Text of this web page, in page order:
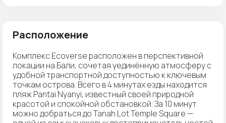
Расположение
Комплекс Ecoverse расположен в перспективной
локации на Бали, сочетая уединённую атмосферу с
удобной транспортной доступностью к ключевым
точкам острова. Всего в 4 минутах езды находится
пляж Pantai Nyanyi, известный своей природной
красотой и спокойной обстановкой. За 10 минут
можно добраться до Tanah Lot Temple Square —